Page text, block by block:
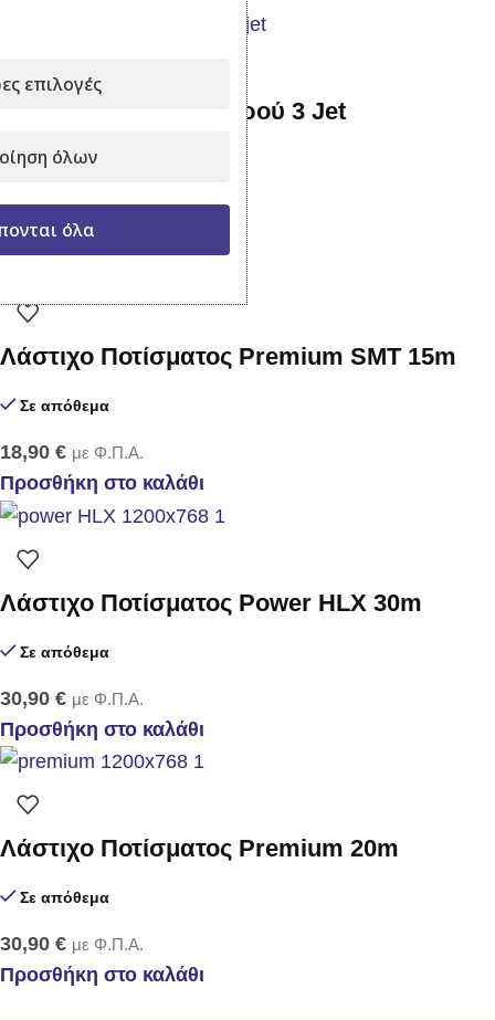
Μεταλλικό πιστόλι νερού 3 Jet
Σε απόθεμα
17,90€ με Φ.Π.Α.
Προσθήκη στο καλάθι
Λάστιχο Ποτίσματος Premium SMT 15m
Σε απόθεμα
18,90 € με Φ.Π.Α.
Προσθήκη στο καλάθι
Λάστιχο Ποτίσματος Power HLX 30m
Σε απόθεμα
30,90 € με Φ.Π.Α.
Προσθήκη στο καλάθι
Λάστιχο Ποτίσματος Premium 20m
Σε απόθεμα
30,90 € με Φ.Π.Α.
Προσθήκη στο καλάθι
επιλογές
όλων
όλα